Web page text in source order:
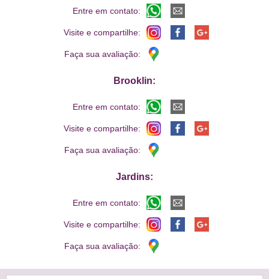
Entre em contato:
Visite e compartilhe:
Faça sua avaliação:
Brooklin:
Entre em contato:
Visite e compartilhe:
Faça sua avaliação:
Jardins:
Entre em contato:
Visite e compartilhe:
Faça sua avaliação: